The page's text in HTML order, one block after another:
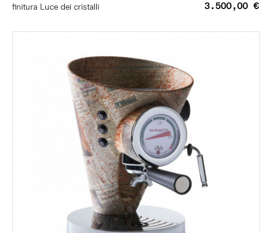
finitura Luce dei cristalli
3.500,00 €